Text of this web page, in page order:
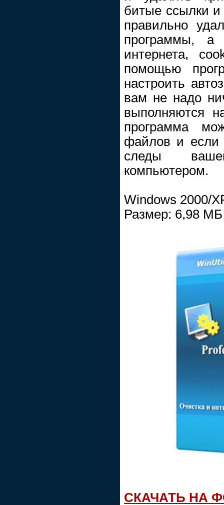
битые ссылки
правильно
программы, а
интернета,
помощью
настроить
вам не надо
выполняются
программа
файлов и если
следы
компьютером.
Windows 2000/
Размер: 6,98 МБ
СКАЧАТЬ НА